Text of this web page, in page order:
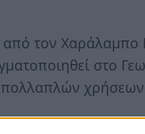
από τον
στο
χρήσεων
σε συνταγές